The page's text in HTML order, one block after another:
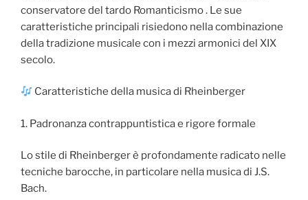
conservatore del tardo Romanticismo . Le sue
caratteristiche principali risiedono nella combinazione
della tradizione musicale con i mezzi armonici del XIX
secolo.
Caratteristiche della musica di Rheinberger
1. Padronanza contrappuntistica e rigore formale
Lo stile di Rheinberger è profondamente radicato nelle
tecniche barocche, in particolare nella musica di J.S.
Bach.